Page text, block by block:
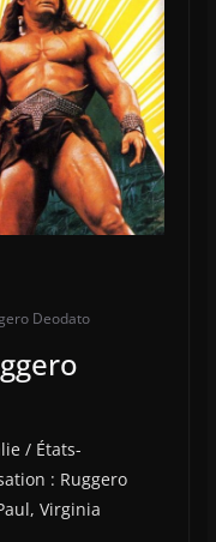
Deodato
/ États-
: Ruggero
Virginia